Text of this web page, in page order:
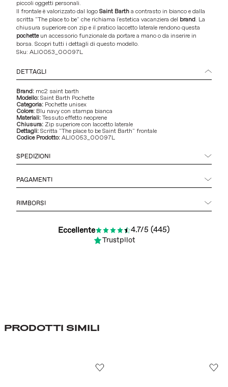
piccoli oggetti personali.
Il frontale è valorizzato dal logo Saint Barth a contrasto in bianco e dalla
scritta "The place to be" che richiama l'estetica vacanziera del
brand. La
chiusura superiore con zip e il pratico laccetto laterale rendono questa
pochetteun accessorio funzionale da portare a mano o da inserire in
borsa. Scopri tutti i dettagli di questo modello.
Sku: ALI0053_00097L
DETTAGLI
Brand: mc2 saint barth
Modello: Saint Barth Pochette
Categoria: Pochette unisex
Colore: Blu navy con stampa bianca
Materiali: Tessuto effetto neoprene
Chiusura: Zip superiore con laccetto laterale
Dettagli: Scritta "The place to be Saint Barth" frontale
Codice Prodotto: ALI0053_00097L
SPEDIZIONI
PAGAMENTI
RIMBORSI
Eccellente 4.7/5 (445)
Trustpilot
PRODOTTI SIMILI